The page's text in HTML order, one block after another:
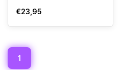
€23,95
1